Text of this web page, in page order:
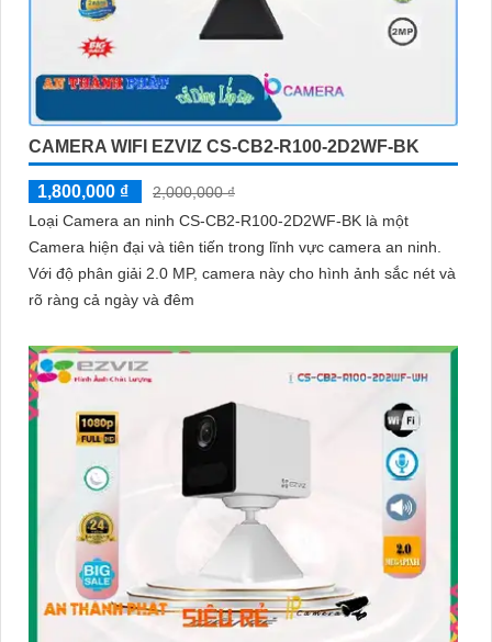
CAMERA WIFI EZVIZ CS-CB2-R100-2D2WF-BK
1,800,000 ₫
2,000,000 ₫
Loại Camera an ninh CS-CB2-R100-2D2WF-BK là một
Camera hiện đại và tiên tiến trong lĩnh vực camera an ninh.
Với độ phân giải 2.0 MP, camera này cho hình ảnh sắc nét và
rõ ràng cả ngày và đêm